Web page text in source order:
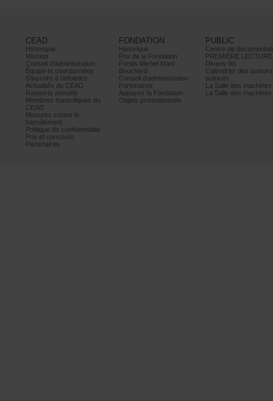
CEAD
Historique
Mission
Conseild’administration
Équipeetcoordonnées
S’inscrireàl’infolettre
ActualitésduCEAD
Rapportsannuels
Membreshonorifiquesdu
CEAD
Mesurescontrele
harcèlement
Politiquedeconfidentialité
Prixetconcours
Partenaires
FONDATION
Historique
PrixdelaFondation
FondsMichelMarc
Bouchard
Conseild’administration
Partenaires
AppuyezlaFondation
Objetspromotionnels
PUBLIC
PREMIÈRELECTURE
Divans-lits
autrices